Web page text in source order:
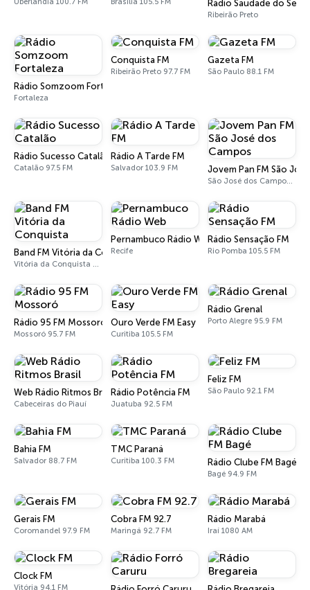
Rádio Saudade do
Ribeirão Preto
Rádio Somzoom Fortaleza
Fortaleza
Conquista FM
Ribeirão Preto 97.7 FM
Gazeta FM
São Paulo 88.1 FM
Rádio Sucesso Catalão
Catalão 97.5 FM
Rádio A Tarde FM
Salvador 103.9 FM Jovem Pan FM São
São José dos Campos 94.3 FM
Band FM Vitória da Conquista
Vitória da Conquista 99.1 FM
Pernambuco Rádio Web
Recife
Rádio Sensação FM
Rio Pomba 105.5 FM
Rádio 95 FM Mossoró
Mossoró 95.7 FM
Ouro Verde FM Easy
Curitiba 105.5 FM
Rádio Grenal
Porto Alegre 95.9 FM
Web Rádio Ritmos Brasil
Cabeceiras do Piauí
Rádio Potência FM
Juatuba 92.5 FM
Feliz FM
São Paulo 92.1 FM
Bahia FM
Salvador 88.7 FM
TMC Paraná
Curitiba 100.3 FM Rádio Clube FM Bagé
Bagé 94.9 FM
Gerais FM
Coromandel 97.9 FM
Cobra FM 92.7
Maringá 92.7 FM
Rádio Marabá
Iraí 1080 AM
Clock FM
Vitória 94.1 FM